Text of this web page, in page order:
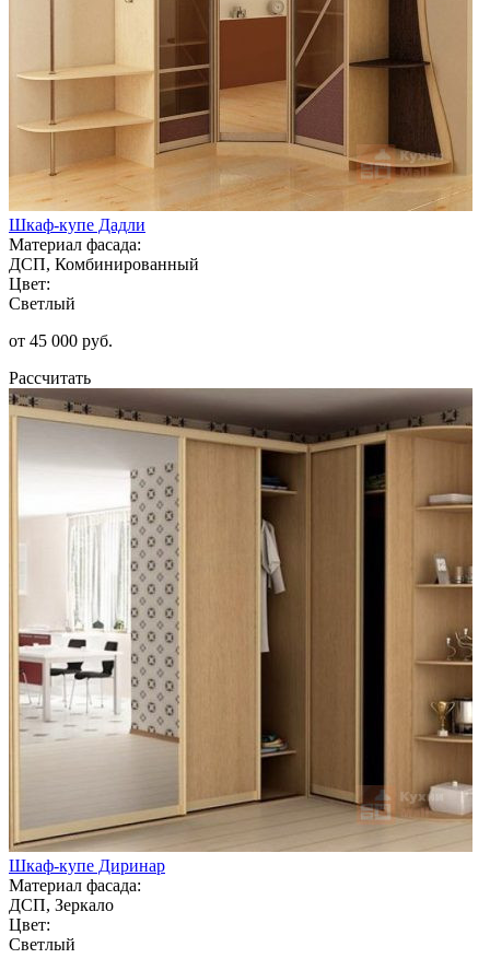
Шкаф-купе Дадли
Материал фасада:
ДСП, Комбинированный
Цвет:
Светлый
от 45 000 руб.
Рассчитать
Шкаф-купе Диринар
Материал фасада:
ДСП, Зеркало
Цвет:
Светлый